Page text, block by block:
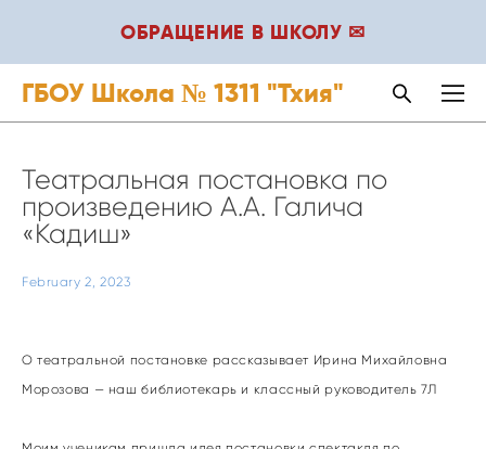
ОБРАЩЕНИЕ В ШКОЛУ ✉
ГБОУ Школа № 1311 "Тхия"
February 2, 2023
Театральная постановка по
произведению А.А. Галича
«Кадиш»
О театральной постановке рассказывает Ирина Михайловна
Морозова — наш библиотекарь и классный руководитель 7Л